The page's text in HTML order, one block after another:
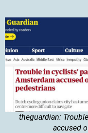
theguardian:
accused